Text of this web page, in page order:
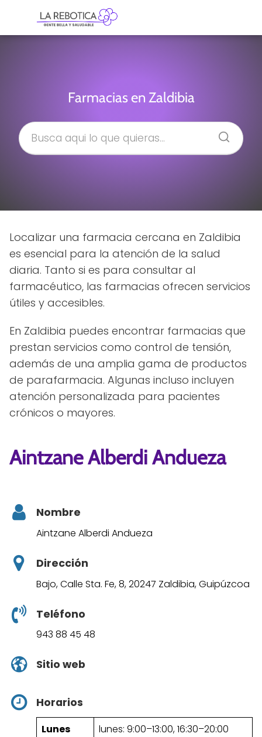
Farmacias en Zaldibia
Localizar una farmacia cercana en Zaldibia
es esencial para la atención de la salud
diaria. Tanto si es para consultar al
farmacéutico, las farmacias ofrecen servicios
útiles y accesibles.
En Zaldibia puedes encontrar farmacias que
prestan servicios como control de tensión,
además de una amplia gama de productos
de parafarmacia. Algunas incluso incluyen
atención personalizada para pacientes
crónicos o mayores.
Aintzane Alberdi Andueza
Nombre
Aintzane Alberdi Andueza
Dirección
Bajo, Calle Sta. Fe, 8, 20247 Zaldibia, Guipúzcoa
Teléfono
943 88 45 48
Sitio web
Horarios
Lunes
lunes: 9:00–13:00, 16:30–20:00